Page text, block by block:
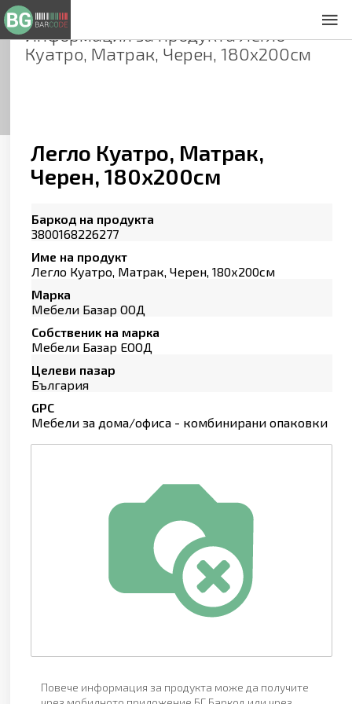
Информация за продуктаЛегло
Куатро, Матрак, Черен, 180х200см
Легло Куатро, Матрак,
Черен, 180х200см
Баркод на продукта
3800168226277
Име на продукт
Легло Куатро, Матрак, Черен, 180х200см
Марка
Мебели Базар ООД
Собственик на марка
Мебели Базар ЕООД
Целеви пазар
България
GPC
Мебели за дома/офиса - комбинирани опаковки
Повече информация за продукта може да получите
Общи условия